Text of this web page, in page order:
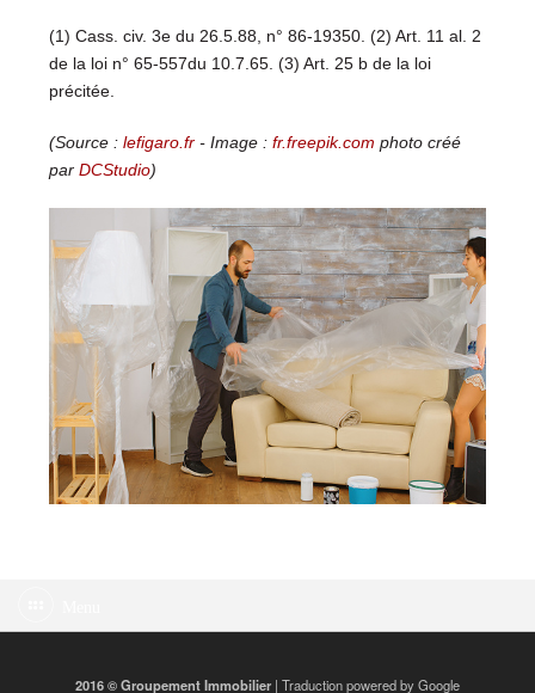
(1) Cass. civ. 3e du 26.5.88, n° 86-19350. (2) Art. 11 al. 2
de la loi n° 65-557du 10.7.65. (3) Art. 25 b de la loi
précitée.
(Source : lefigaro.fr- Image : fr.freepik.com photo créé
par DCStudio)
2016 © Groupement Immobilier | Traduction powered by Google